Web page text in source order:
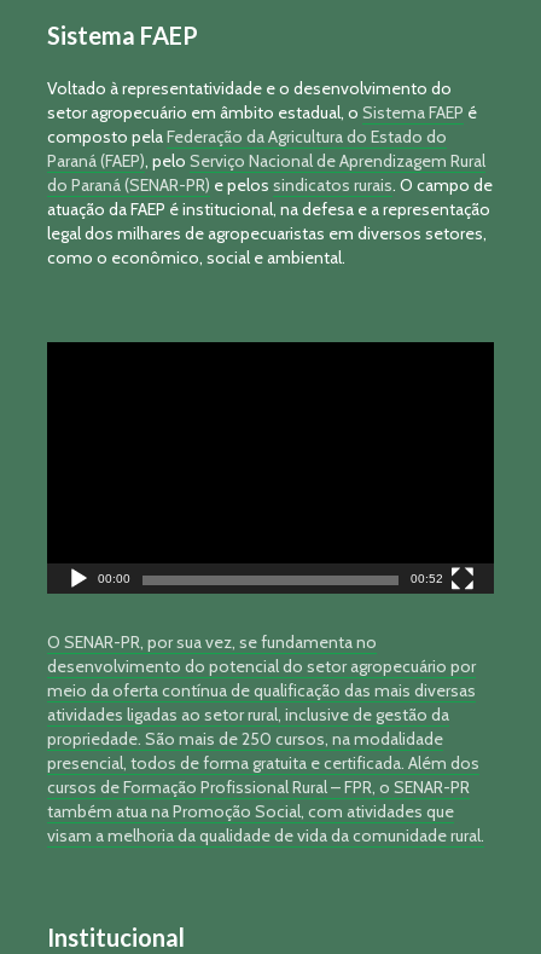
Sistema FAEP
Voltado à representatividade e o desenvolvimento do
setor agropecuário em âmbito estadual, o Sistema FAEP é
composto pelaFederação da Agricultura do Estado do
Paraná (FAEP), pelo Serviço Nacional de Aprendizagem Rural
do Paraná (SENAR-PR) e pelos sindicatos rurais. O campo de
atuação da FAEP é institucional, na defesa e a representação
legal dos milhares de agropecuaristas em diversos setores,
como o econômico, social e ambiental.
00:00 00:52
O SENAR-PR, por sua vez, se fundamenta no
desenvolvimento do potencial do setor agropecuário por
meio da oferta contínua de qualificação das mais diversas
atividades ligadas ao setor rural, inclusive de gestão da
propriedade. São mais de 250 cursos, na modalidade
presencial, todos de forma gratuita e certificada. Além dos
cursos de Formação Profissional Rural – FPR, o SENAR-PR
também atua na Promoção Social, com atividades que
visam a melhoria da qualidade de vida da comunidade rural.
Institucional